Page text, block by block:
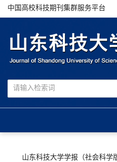
中国高校科技期刊集群服务平台
山东科技大学学报（社会科学